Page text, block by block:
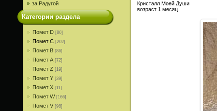
за Радугой
Категории раздела
Помет D [80]
Помет С [202]
Помет В [86]
Помет A [72]
Помет Z [19]
Помет Y [39]
Помет X [11]
Помет W [166]
Помет V [98]
Кристалл Моей Души
возраст 1 месяц